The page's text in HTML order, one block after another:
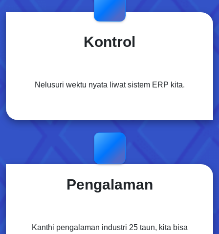
Kontrol
Nelusuri wektu nyata liwat sistem ERP kita.
Pengalaman
Kanthi pengalaman industri 25 taun, kita bisa